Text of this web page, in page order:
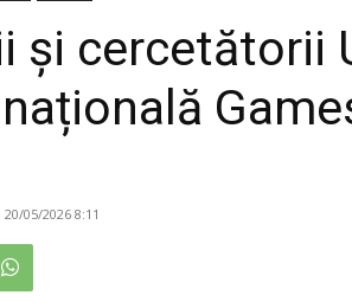
și cercetătorii
20/05/2026 8:11